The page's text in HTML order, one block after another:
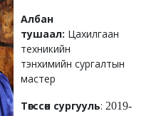
Албан
тушаал: Цахилгаан
техникийн
тэнхимийн сургалтын
мастер
Төгссөн сургууль: 2019-